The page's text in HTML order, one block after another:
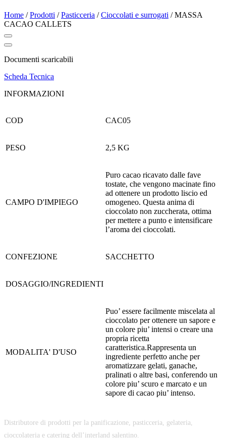
Home /Prodotti /Pasticceria /Cioccolati e surrogati /MASSA
CACAO CALLETS
Documenti scaricabili
Scheda Tecnica
INFORMAZIONI
COD CAC05
PESO 2,5 KG
CAMPO D'IMPIEGO
Puro cacao ricavato dalle fave
tostate, che vengono macinate fino
ad ottenere un prodotto liscio ed
omogeneo. Questa anima di
cioccolato non zuccherata, ottima
per mettere a punto e intensificare
l’aroma dei cioccolati.
CONFEZIONE SACCHETTO
DOSAGGIO/INGREDIENTI
MODALITA' D'USO
Puo’ essere facilmente miscelata al
cioccolato per ottenere un sapore e
un colore piu’ intensi o creare una
propria ricetta
caratteristica.Rappresenta un
ingrediente perfetto anche per
aromatizzare gelati, ganache,
pralinati o altre basi, conferendo un
colore piu’ scuro e marcato e un
sapore di cacao piu’ intenso.
Distributore di prodotti per la panificazione, pasticceria, gelateria,
cioccolateria e catering dell’interland salentino.